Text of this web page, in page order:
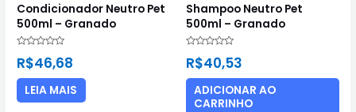
Condicionador Neutro Pet
500ml – Granado
0
5
R$46,68
LEIA MAIS
Shampoo Neutro Pet
500ml – Granado
0
5
R$40,53
ADICIONAR AO
CARRINHO